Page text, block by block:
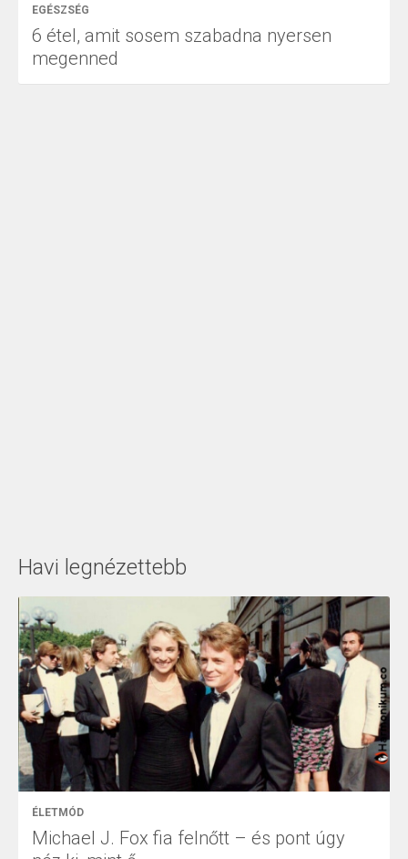
EGÉSZSÉG
6 étel, amit sosem szabadna nyersen
megenned
Havi legnézettebb
ÉLETMÓD
Michael J. Fox fia felnőtt – és pont úgy